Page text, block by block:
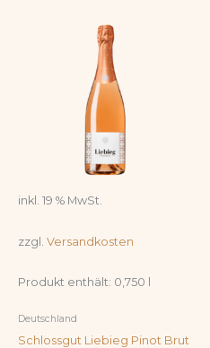
inkl. 19 % MwSt.
zzgl. Versandkosten
Produkt enthält: 0,750
Deutschland
Schlossgut Liebieg Pinot Brut